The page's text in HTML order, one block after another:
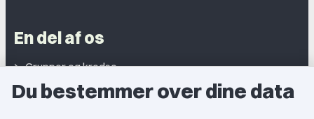
En del af os
Grupper og kredse
Studentergrupper
Du bestemmer over dine data